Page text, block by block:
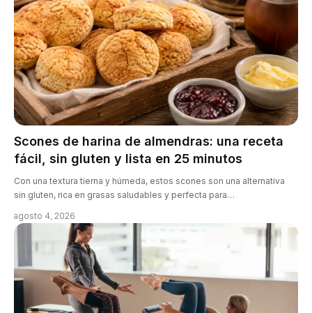
Scones de harina de almendras: una receta
fácil, sin gluten y lista en 25 minutos
Con una textura tierna y húmeda, estos scones son una alternativa
sin gluten, rica en grasas saludables y perfecta para…
agosto 4, 2026